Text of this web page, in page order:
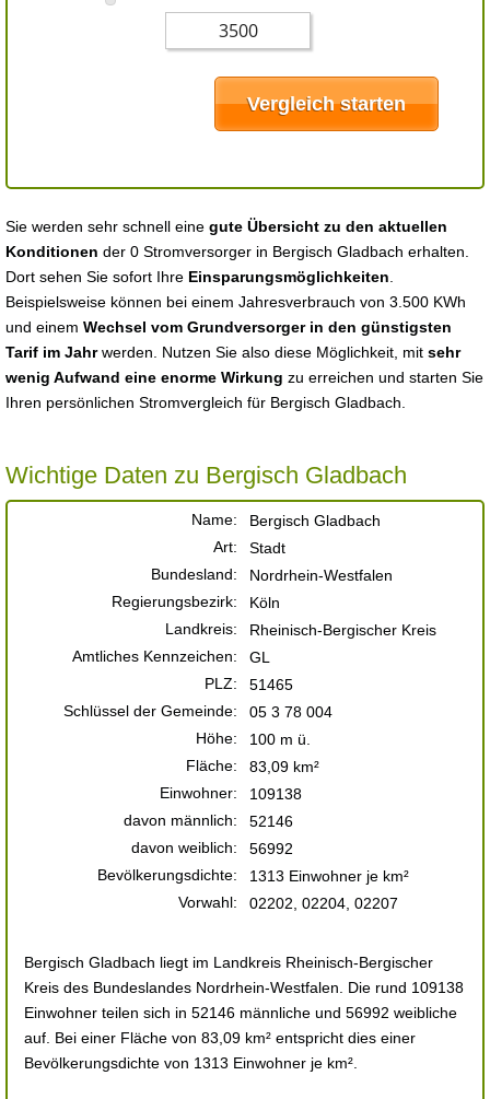
Sie werden sehr schnell eine gute Übersicht zu den aktuellen
Konditionen der 0 Stromversorger in Bergisch Gladbach erhalten.
Dort sehen Sie sofort Ihre Einsparungsmöglichkeiten
Beispielsweise können bei einem Jahresverbrauch von 3.500 KWh
und einem Wechsel vom Grundversorger in den günstigsten
Tarif im Jahrwerden. Nutzen Sie also diese Möglichkeit, mit sehr
wenig Aufwand eine enorme Wirkung zu erreichen und starten Sie
Ihren persönlichen Stromvergleich für Bergisch Gladbach.
Wichtige Daten zu Bergisch Gladbach
Name:
Bergisch Gladbach
Art:
Stadt
Bundesland:
Nordrhein-Westfalen
Regierungsbezirk:
Köln
Landkreis:
Rheinisch-Bergischer Kreis
Amtliches Kennzeichen:
GL
PLZ:
51465
Schlüssel der Gemeinde:
05 3 78 004
Höhe:
100 m ü.
Fläche:
83,09 km²
Einwohner:
109138
davon männlich:
52146
davon weiblich:
56992
Bevölkerungsdichte:
1313 Einwohner je km²
Vorwahl:
02202, 02204, 02207
Bergisch Gladbach liegt im Landkreis Rheinisch-Bergischer
Kreis des Bundeslandes Nordrhein-Westfalen. Die rund 109138
Einwohner teilen sich in 52146 männliche und 56992 weibliche
auf. Bei einer Fläche von 83,09 km² entspricht dies einer
Bevölkerungsdichte von 1313 Einwohner je km².